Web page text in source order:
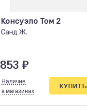
Консуэло Том 2
Санд Ж.
853 ₽
Наличие
в магазинах
КУПИТЬ